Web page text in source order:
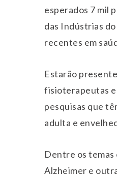
esperados 7 mil
das Indústrias
recentes em
Estarão
fisioterapeutas
pesquisas que
adulta e
Dentre os temas
Alzheimer e